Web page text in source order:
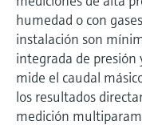
humedad o con
instalación son
integrada de
mide el caudal
los resultados
medición